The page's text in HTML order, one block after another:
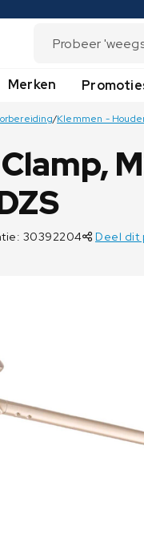
Merken
/Klemmen -
30392204 Deel dit